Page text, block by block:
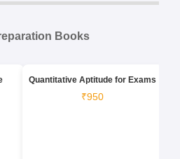
Books
Quantitative Aptitude for Exams
₹950